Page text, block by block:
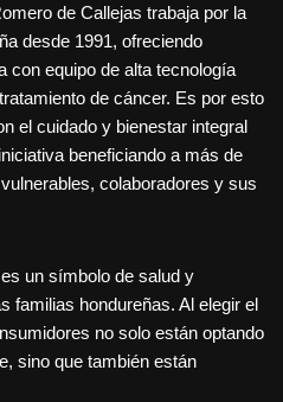
de Callejas trabaja por la
desde 1991, ofreciendo
con equipo de alta tecnología
de cáncer. Es por esto
el cuidado y bienestar integral
beneficiando a más de
colaboradores y sus
un símbolo de salud y
familias hondureñas. Al elegir el
no solo están optando
sino que también están